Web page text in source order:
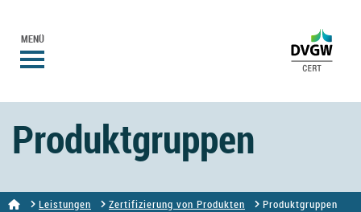
MENÜ
Produktgruppen
Leistungen Zertifizierung von Produkten Produktgruppen